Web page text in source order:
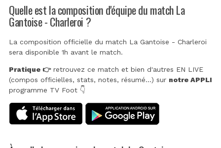
Quelle est la composition d'équipe du match La
Gantoise - Charleroi ?
La composition officielle du match La Gantoise - Charleroi
sera disponible 1h avant le match.
Pratique 👉retrouvez ce match et bien d'autres EN LIVE
(compos officielles, stats, notes, résumé...) sur notre APPLI
programme TV Foot 👇